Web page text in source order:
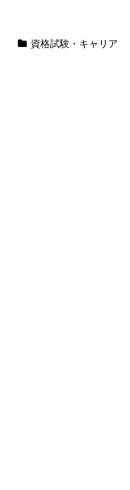
資格試験・キャリア